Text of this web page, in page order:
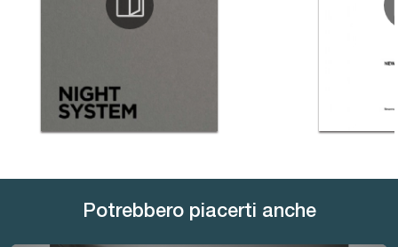
Potrebbero piacerti anche